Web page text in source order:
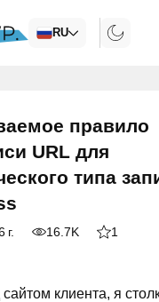
RU
правило
URL для
типа
г. 16.7K 1
клиента, я